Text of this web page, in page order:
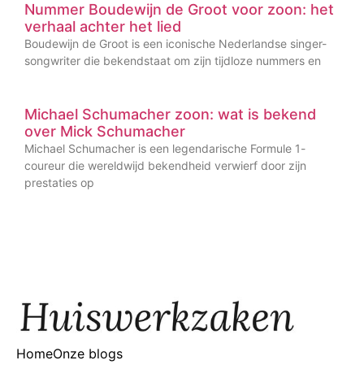
Nummer Boudewijn de Groot voor zoon: het
verhaal achter het lied
Boudewijn de Groot is een iconische Nederlandse singer-
songwriter die bekendstaat om zijn tijdloze nummers en
Michael Schumacher zoon: wat is bekend
over Mick Schumacher
Michael Schumacher is een legendarische Formule 1-
coureur die wereldwijd bekendheid verwierf door zijn
prestaties op
HomeOnze blogs